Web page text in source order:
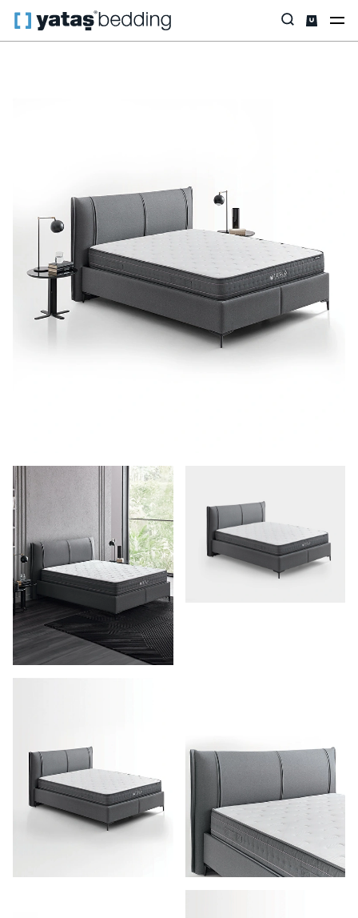
Anasayfa Baza & Başlık Tüm Setler Yatak & Baza & Başlık Set